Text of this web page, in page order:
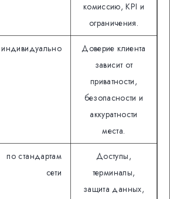
комиссию, KPI и
ограничения.
индивидуально
Доверие клиента
зависит от
приватности,
безопасности и
аккуратности
места.
по стандартам
сети
Доступы,
терминалы,
защита данных,